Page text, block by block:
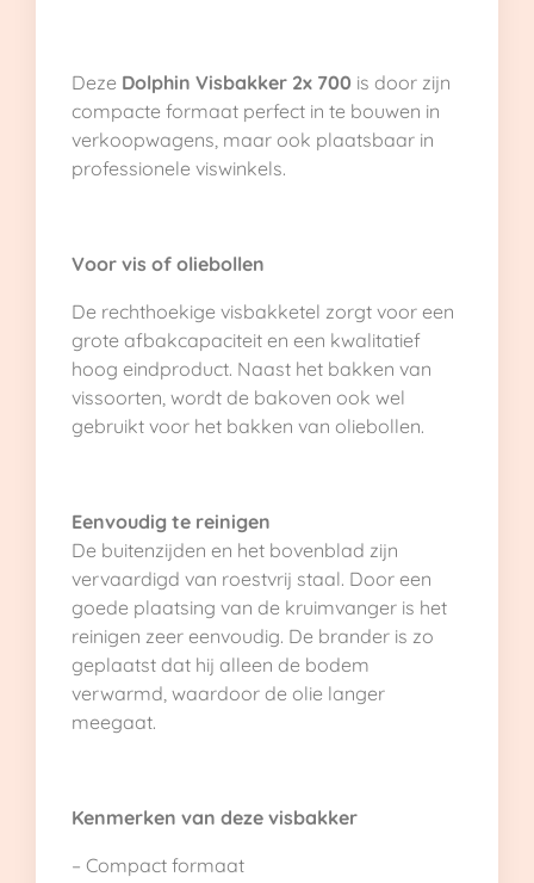
Deze Dolphin Visbakker 2x 700 is door zijn
compacte formaat perfect in te bouwen in
verkoopwagens, maar ook plaatsbaar in
professionele viswinkels.
Voor vis of oliebollen
De rechthoekige visbakketel zorgt voor een
grote afbakcapaciteit en een kwalitatief
hoog eindproduct. Naast het bakken van
vissoorten, wordt de bakoven ook wel
gebruikt voor het bakken van oliebollen.
Eenvoudig te reinigen
De buitenzijden en het bovenblad zijn
vervaardigd van roestvrij staal. Door een
goede plaatsing van de kruimvanger is het
reinigen zeer eenvoudig. De brander is zo
geplaatst dat hij alleen de bodem
verwarmd, waardoor de olie langer
meegaat.
Kenmerken van deze visbakker
– Compact formaat